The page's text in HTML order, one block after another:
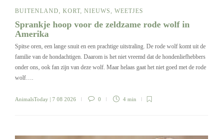
BUITENLAND, KORT, NIEUWS, WEETJES
Sprankje hoop voor de zeldzame rode wolf in
Amerika
Spitse oren, een lange snuit en een prachtige uitstraling. De rode wolf komt uit de
familie van de hondachtigen. Daarom is het niet vreemd dat de hondenliefhebbers
onder ons, ook fan zijn van deze wolf. Maar helaas gaat het niet goed met de rode
wolf….
AnimalsToday | 7 08 2026 0 4 min